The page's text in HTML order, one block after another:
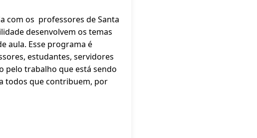
com os professores de Santa
desenvolvem os temas
aula. Esse programa é
estudantes, servidores
pelo trabalho que está sendo
todos que contribuem, por